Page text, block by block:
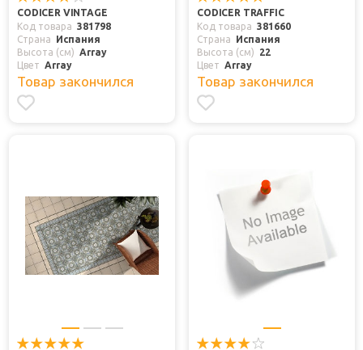
CODICER VINTAGE
Код товара 381798
Страна
Испания
Высота (см)
Array
Цвет
Array
Товар закончился
CODICER TRAFFIC
Код товара 381660
Страна
Испания
Высота (см)
22
Цвет
Array
Товар закончился